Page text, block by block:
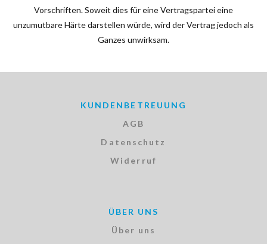
Vorschriften. Soweit dies für eine Vertragspartei eine
unzumutbare Härte darstellen würde, wird der Vertrag jedoch als
Ganzes unwirksam.
KUNDENBETREUUNG
AGB
Datenschutz
Widerruf
ÜBER UNS
Über uns